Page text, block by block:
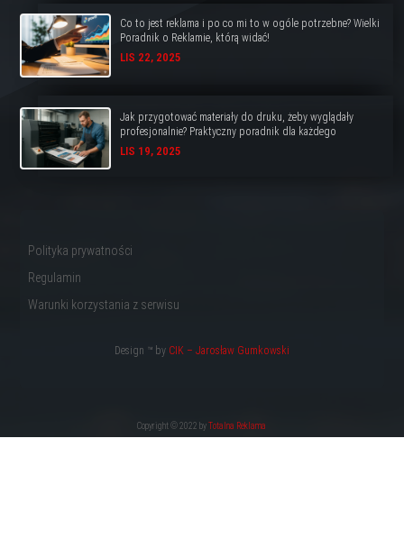
Co to jest reklama i po co mi to w ogóle potrzebne? Wielki
Poradnik o Reklamie, którą widać!
LIS 22, 2025
Jak przygotować materiały do druku, żeby wyglądały
profesjonalnie? Praktyczny poradnik dla każdego
LIS 19, 2025
Polityka prywatności
Regulamin
Warunki korzystania z serwisu
Design ™ by CIK – Jarosław Gumkowski
Copyright © 2022 byTotalna Reklama